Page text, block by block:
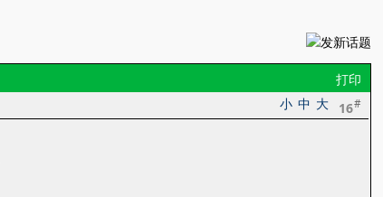
打印
16#
大
中
小